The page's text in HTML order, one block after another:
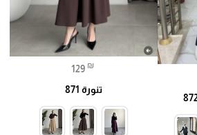
129 ₪
تنورة 871